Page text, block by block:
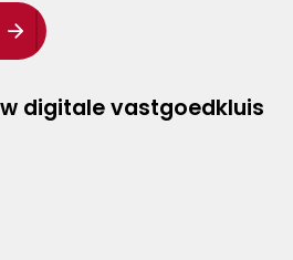
digitale vastgoedkluis